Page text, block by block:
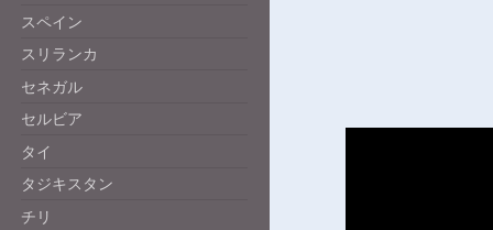
スペイン
スリランカ
セネガル
セルビア
タイ
タジキスタン
チリ